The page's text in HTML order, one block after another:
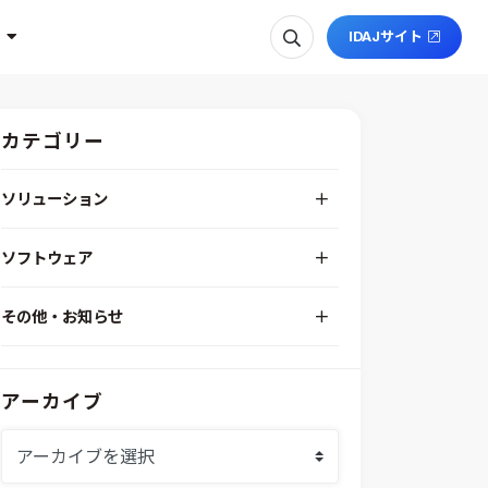
IDAJサイト
カテゴリー
ソリューション
組込みソフトウェア開発プラットフォーム
システムシミュレーション
構造解析
ソフトウェア
modeFRONTIER
Ansys SCADE
その他・お知らせ
IDAJからのお知らせ
アーカイブ